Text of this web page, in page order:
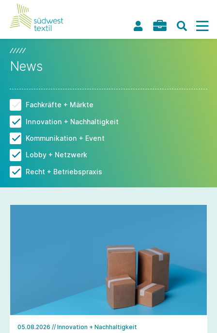
News
Fachkräfte + Märkte
Innovation + Nachhaltigkeit
Kommunikation + Event
Lobby + Netzwerk
Recht + Betriebspraxis
05.08.2026 // Innovation + Nachhaltigkeit